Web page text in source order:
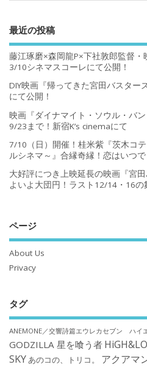
最近の投稿
藤江琢磨×森岡龍P×下社敦郎監督・
3/10シネマスコーレにて公開！
DIY映画『帰ってきた宮田バスター
にて公開！
映画『ダイナマイト・ソウル・バ
9/23まで！新宿K’s cinemaにて
7/10（日）開催！桂米紫『茨木コ
ルシネマ～』合縁奇縁！恋はいつ
大好評につき上映延長の映画『宮
よいよ大団円！ラスト12/14・16の
ページ
About Us
Privacy
タグ
ANEMONE／交響詩篇エウレカセブン ハイ
GODZILLA 星を喰う者
SKYあのコの、トリコ。 アクアマ